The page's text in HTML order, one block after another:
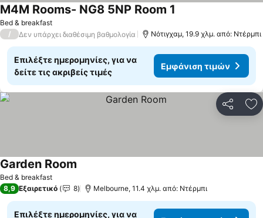
Bed & breakfast
M4M Rooms- NG8 5NP Room 1
/ Δεν υπάρχει διαθέσιμη βαθμολογία Νότιγχαμ, 19.9 χλμ. από: Ντέρμπι
Επιλέξτε ημερομηνίες, για να
δείτε τις ακριβείς τιμές
Εμφάνιση τιμών
Bed & breakfast
Garden Room
8,9 Εξαιρετικό 8 Melbourne, 11.4 χλμ. από: Ντέρμπι
Επιλέξτε ημερομηνίες, για να